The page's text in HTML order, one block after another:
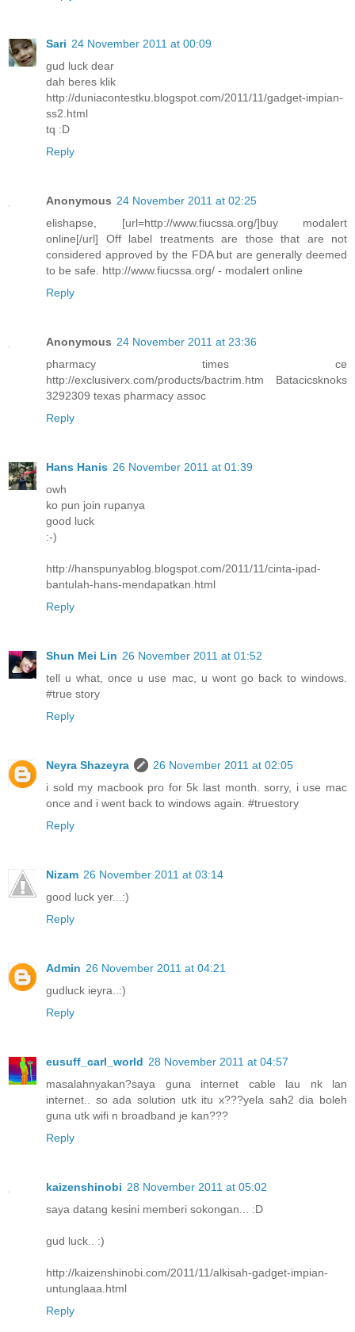
Sari 24 November 2011 at 00:09
gud luck dear
dah beres klik
http://duniacontestku.blogspot.com/2011/11/gadget-impian-
ss2.html
tq :D
Reply
Anonymous 24 November 2011 at 02:25
elishapse, [url=http://www.fiucssa.org/]buy modalert
online[/url] Off label treatments are those that are not
considered approved by the FDA but are generally deemed
to be safe. http://www.fiucssa.org/ - modalert online
Reply
Anonymous 24 November 2011 at 23:36
pharmacy times ce
http://exclusiverx.com/products/bactrim.htm Batacicsknoks
3292309 texas pharmacy assoc
Reply
Hans Hanis 26 November 2011 at 01:39
owh
ko pun join rupanya
good luck
:-)
http://hanspunyablog.blogspot.com/2011/11/cinta-ipad-
bantulah-hans-mendapatkan.html
Reply
Shun Mei Lin 26 November 2011 at 01:52
tell u what, once u use mac, u wont go back to windows.
#true story
Reply
Neyra Shazeyra
26 November 2011 at 02:05
i sold my macbook pro for 5k last month. sorry, i use mac
once and i went back to windows again. #truestory
Reply
Nizam 26 November 2011 at 03:14
good luck yer...:)
Reply
Admin 26 November 2011 at 04:21
gudluck ieyra..:)
Reply
eusuff_carl_world 28 November 2011 at 04:57
masalahnyakan?saya guna internet cable lau nk lan
internet.. so ada solution utk itu x???yela sah2 dia boleh
guna utk wifi n broadband je kan???
Reply
kaizenshinobi 28 November 2011 at 05:02
saya datang kesini memberi sokongan... :D
gud luck.. :)
http://kaizenshinobi.com/2011/11/alkisah-gadget-impian-
untunglaaa.html
Reply